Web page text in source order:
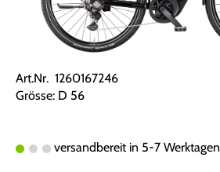
Art.Nr. 1260167246
Grösse: D 56
versandbereit in 5-7 Werktagen